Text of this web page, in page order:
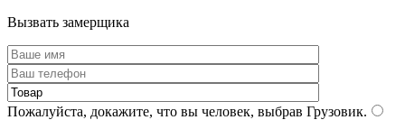
Вызвать замерщика
Пожалуйста, докажите, что вы человек, выбрав Грузовик.